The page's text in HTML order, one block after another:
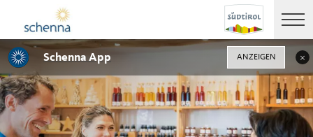
Schenna App ANZEIGEN